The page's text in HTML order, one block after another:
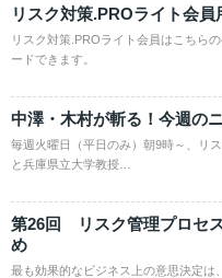
リスク対策.PROライト会
リスク対策.PROライト会員はこちら
ードできます。
中澤・木村が斬る！今週の
毎週火曜日（平日のみ）朝9時～、リ
と兵庫県立大学教授…
第26回 リスク管理プロセ
め
最も効果的なビジネス上の意思決定は